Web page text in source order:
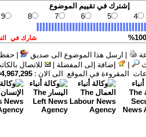
| ارسل هذا الموضوع الى صديق |حفظ
| إضافة إلى المفضلة |
للاتصال
المقروءة في الموقع الى الان :